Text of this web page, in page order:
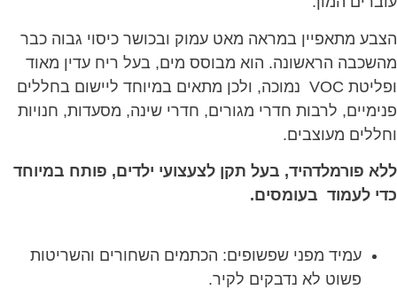
הצבע מתאפיין במראה מאט עמוק ובכושר כיסוי גבוה כבר
מהשכבה הראשונה. הוא מבוסס מים, בעל ריח עדין מאוד
ופליטת VOC נמוכה, ולכן מתאים במיוחד ליישום בחללים
פנימיים, לרבות חדרי מגורים, חדרי שינה, מסעדות, חנויות
וחללים מעוצבים.
ללא פורמלדהיד, בעל תקן לצעצועי ילדים, פותח במיוחד
כדי לעמוד בעומסים.
עמיד מפני שפשופים: הכתמים השחורים והשריטות
פשוט לא נדבקים לקיר.